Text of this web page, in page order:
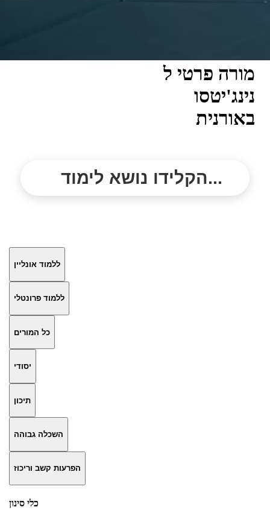
מורה פרטי ל
נינג'יטסו
באורנית
הקלידו נושא לימוד...
ללמוד אונליין
ללמוד פרונטלי
כל המורים
יסודי
תיכון
השכלה גבוהה
הפרעות קשב וריכוז
כלי סינון